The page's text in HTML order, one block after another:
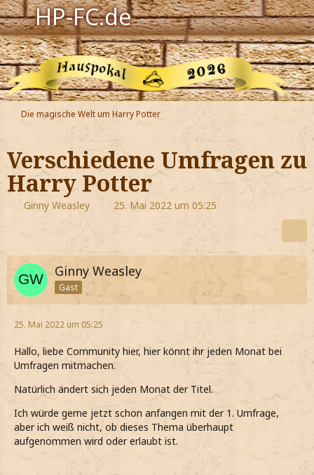
HP-FC.de
Navigation
Harry Potter
Der HP-FC
Hogwarts
Zauberwelt
Willkommen
Jetzt Fanclub-Mitglied werden!
Die magische Welt um Harry Potter
Verschiedene Umfragen zu
Harry Potter
Ginny Weasley 25. Mai 2022 um 05:25
Ginny Weasley
Gast
25. Mai 2022 um 05:25
Hallo, liebe Community hier, hier könnt ihr jeden Monat bei
Umfragen mitmachen.
Natürlich ändert sich jeden Monat der Titel.
Ich würde gerne jetzt schon anfangen mit der 1. Umfrage,
aber ich weiß nicht, ob dieses Thema überhaupt
aufgenommen wird oder erlaubt ist.